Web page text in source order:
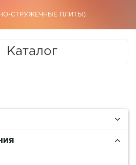
СТРУЖЕЧНЫЕ ПЛИТЫ)
Каталог